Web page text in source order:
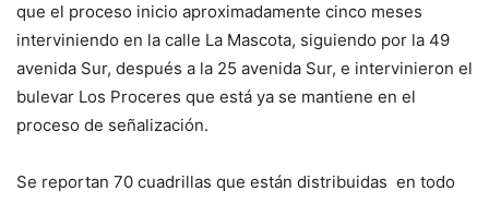
que el proceso inicio aproximadamente cinco meses
interviniendo en la calle La Mascota, siguiendo por la 49
avenida Sur, después a la 25 avenida Sur, e intervinieron el
bulevar Los Proceres que está ya se mantiene en el
proceso de señalización.
Se reportan 70 cuadrillas que están distribuidas en todo